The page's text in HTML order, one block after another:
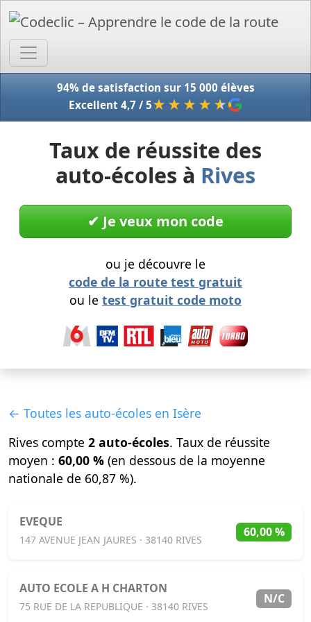
94% de satisfaction sur 15 000 élèves
Excellent 4,7 / 5★★★★ ★
Taux de réussite des
auto-écoles à Rives
✔︎ Je veux mon code
ou je découvre le
code de la route test gratuit
ou le test gratuit code moto
← Toutes les auto-écoles en Isère
Rives compte 2 auto-écoles. Taux de réussite
moyen : 60,00 % (en dessous de la moyenne
nationale de 60,87 %).
EVEQUE
147 AVENUE JEAN JAURES · 38140 RIVES
60,00 %
AUTO ECOLE A H CHARTON
75 RUE DE LA REPUBLIQUE · 38140 RIVES
N/C